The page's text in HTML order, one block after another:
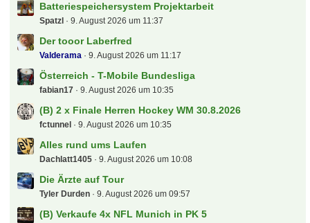
Batteriespeichersystem Projektarbeit
Spatzl 9. August 2026 um 11:37
Der tooor Laberfred
Valderama 9. August 2026 um 11:17
Österreich - T-Mobile Bundesliga
fabian17 9. August 2026 um 10:35
(B) 2 x Finale Herren Hockey WM 30.8.2026
fctunnel 9. August 2026 um 10:35
Alles rund ums Laufen
Dachlatt1405 9. August 2026 um 10:08
Die Ärzte auf Tour
Tyler Durden 9. August 2026 um 09:57
(B) Verkaufe 4x NFL Munich in PK 5